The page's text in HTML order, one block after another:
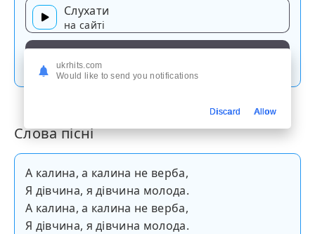
Слухати
на сайті
Слова пісні
А калина, а калина не верба,
Я дівчина, я дівчина молода.
А калина, а калина не верба,
Я дівчина, я дівчина молода.
ukrhits.com
Would like to send you notifications
Discard Allow